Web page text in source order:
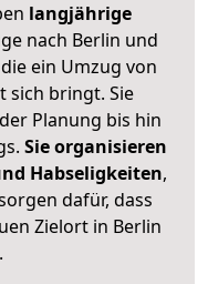
langjährige
nach Berlin und
ein Umzug von
sich bringt. Sie
Planung bis hin
Sie organisieren
Habseligkeiten,
dafür, dass
Zielort in Berlin